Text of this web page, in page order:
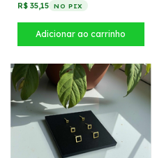
R$ 35,15 NO PIX